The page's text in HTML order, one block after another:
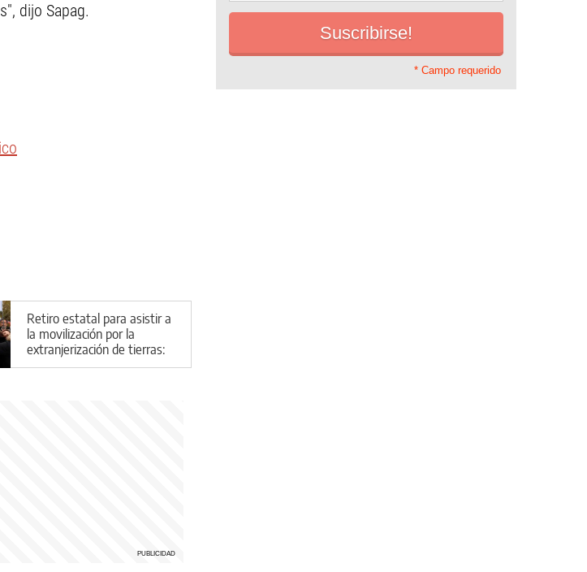
dijo Sapag.
Retiro estatal para asistir a
la movilización por la
extranjerización de tierras:
el horario
* Campo requerido